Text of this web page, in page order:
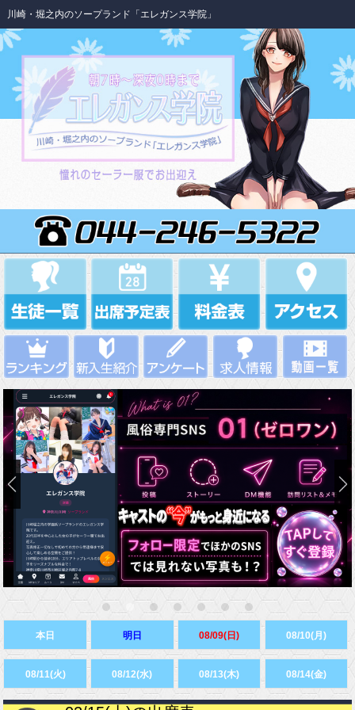
川崎・堀之内のソープランド「エレガンス学院」
本日 明日 08/09(日) 08/10(月)
08/11(火) 08/12(水) 08/13(木) 08/14(金)